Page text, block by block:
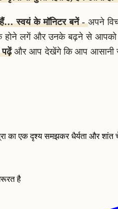
स्वयं के मॉनिटर बनें -अपने
होने लगें और उनके बढ़ने से आपको
पढ़ेंऔर आप देखेंगे कि आप आसानी से
का एक दृश्य समझकर धैर्यता और
है